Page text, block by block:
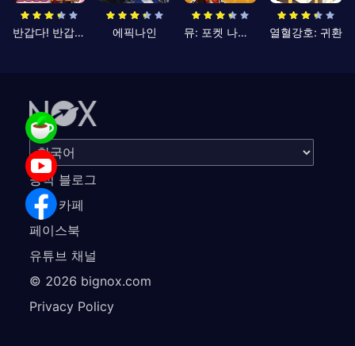
반갑다! 반갑삼국지 에픽나인 뮤: 포켓 나이츠 열혈강호: 귀환
공식 블로그
공식 카페
페이스북
유튜브 채널
© 2026 bignox.com
Privacy Policy